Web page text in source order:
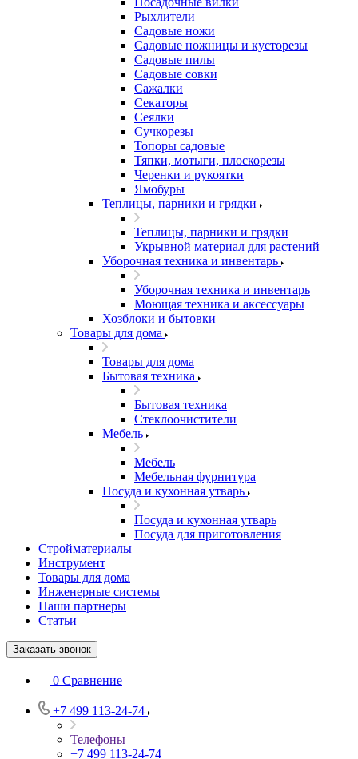
Рыхлители
Садовые ножи
Садовые ножницы и кусторезы
Садовые пилы
Садовые совки
Сажалки
Секаторы
Сеялки
Сучкорезы
Топоры садовые
Тяпки, мотыги, плоскорезы
Черенки и рукоятки
Ямобуры
Теплицы, парники и грядки
Теплицы, парники и грядки
Укрывной материал для растений
Уборочная техника и инвентарь
Уборочная техника и инвентарь
Моющая техника и аксессуары
Хозблоки и бытовки
Товары для дома
Товары для дома
Бытовая техника
Бытовая техника
Стеклоочистители
Мебель
Мебель
Мебельная фурнитура
Посуда и кухонная утварь
Посуда и кухонная утварь
Посуда для приготовления
Стройматериалы
Инструмент
Товары для дома
Инженерные системы
Наши партнеры
Статьи
Заказать звонок
0 Сравнение
+7 499 113-24-74
Телефоны
+7 499 113-24-74